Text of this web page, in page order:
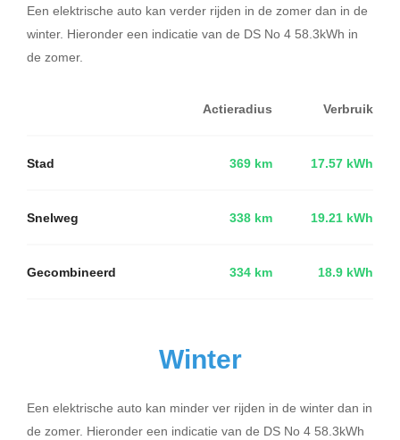
Een elektrische auto kan verder rijden in de zomer dan in de
winter. Hieronder een indicatie van de DS No 4 58.3kWh in
de zomer.
Actieradius Verbruik
Stad 369 km 17.57 kWh
Snelweg 338 km 19.21 kWh
Gecombineerd 334 km 18.9 kWh
Winter
Een elektrische auto kan minder ver rijden in de winter dan in
de zomer. Hieronder een indicatie van de DS No 4 58.3kWh